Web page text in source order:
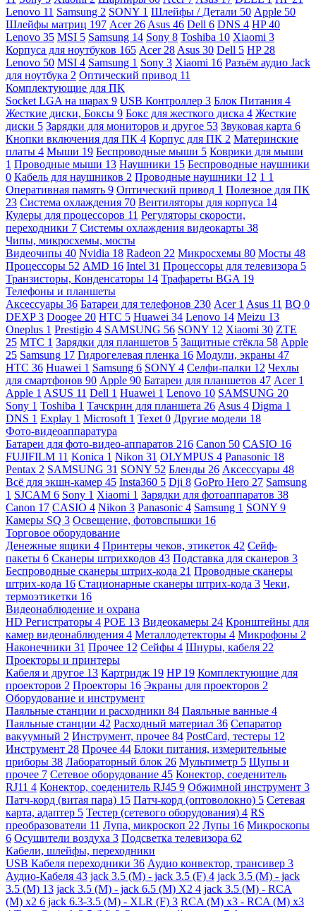
Lenovo 11 Samsung 2 SONY 1 Шлейфы / Детали 50 Apple 50
Шлейфы матриц 197 Acer 26 Asus 46 Dell 6 DNS 4 HP40
Lenovo 35 MSI 5 Samsung 14 Sony 8 Toshiba 10 Xiaomi 3
Корпуса для ноутбуков 165 Acer 28 Asus 30 Dell 5 HP 28
Lenovo 50 MSI 4 Samsung 1 Sony 3 Xiaomi 16 Разъём аудио Jack
для ноутбука 2 Оптический привод 11
Комплектующие для ПК
Socket LGA на шарах 9 USB Контроллер 3 Блок Питания 4
Жесткие диски, Боксы 9 Бокс для жесткого диска 4 Жесткие
диски 5 Зарядки для мониторов и другое 53 Звуковая карта 6
Кнопки включения для ПК 4 Корпус для ПК 2 Материнские
платы 4 Мыши 19 Беспроводные мыши 5 Коврики для мыши
1 Проводные мыши 13 Наушники 15 Беспроводные наушники
0 Кабель для наушников 2 Проводные наушники 12 1 1
Оперативная память 9 Оптический привод 1 Полезное для ПК
23 Система охлаждения 70 Вентиляторы для корпуса 14
Кулеры для процессоров 11 Регуляторы скорости,
переходники 7 Системы охлаждения видеокарты 38
Чипы, микросхемы, мосты
Видеочипы 40 Nvidia 18 Radeon 22 Микросхемы 80 Мосты 48
Процессоры 52 AMD 16 Intel 31 Процессоры для телевизора 5
Транзисторы, Конденсаторы 14 Трафареты BGA 19
Телефоны и планшеты
Аксессуары 36 Батареи для телефонов 230 Acer 1 Asus 11 BQ 0
DEXP3 Doogee 20 HTC 5 Huawei 34 Lenovo 14 Meizu 13
Oneplus 1 Prestigio 4 SAMSUNG 56 SONY 12 Xiaomi 30 ZTE
25 МТС 1 Зарядки для планшетов 5 Защитные стёкла 58 Apple
25 Samsung 17 Гидрогелевая пленка 16 Модули, экраны 47
HTC 36 Huawei 1 Samsung 6 SONY 4 Селфи-палки 12 Чехлы
для смартфонов 90 Apple 90 Батареи для планшетов 47 Acer 1
Apple 1 ASUS 11 Dell 1 Huawei 1 Lenovo 10 SAMSUNG 20
Sony 1 Toshiba 1 Тачскрин для планшета 26 Asus 4 Digma 1
DNS 1 Explay 1 Microsoft 1 Texet 0 Другие модели 18
Фото-видеоаппаратура
Батареи для фото-видео-аппаратов 216 Canon 50 CASIO 16
FUJIFILM 11 Konica 1 Nikon 31 OLYMPUS 4 Panasonic 18
Pentax 2 SAMSUNG 31 SONY 52 Бленды 26 Аксессуары 48
Всё для экшн-камер 45 Insta360 5 Dji 8 GoPro Hero 27 Samsung
1 SJCAM 6 Sony 1 Xiaomi 1 Зарядки для фотоаппаратов 38
Canon 17 CASIO 4 Nikon 3 Panasonic 4 Samsung 1 SONY 9
Камеры SQ 3 Освещение, фотовспышки 16
Торговое оборудование
Денежные ящики 4 Принтеры чеков, этикеток 42 Сейф-
пакеты 6 Сканеры штрихкодов 43 Подставка для сканеров 3
Беспроводные сканеры штрих-кода 21 Проводные сканеры
штрих-кода 16 Стационарные сканеры штрих-кода 3 Чеки,
термоэтикетки 16
Видеонаблюдение и охрана
HD Регистраторы 4 POE 13 Видеокамеры 24 Кронштейны для
камер видеонаблюдения 4 Металлодетекторы 4 Микрофоны 2
Наконечники 31 Прочее 12 Сейфы 4 Шнуры, кабеля 22
Проекторы и принтеры
Кабеля и другое 13 Картридж 19 HP 19 Комплектующие для
проекторов 2 Проекторы 16 Экраны для проекторов 2
Оборудование и инструмент
Паяльные станции и расходники 84 Паяльные ванные 4
Паяльные станции 42 Расходный материал 36 Сепаратор
вакуумный 2 Инструмент, прочее 84 PostCard, тестеры 12
Инструмент 28 Прочее 44 Блоки питания, измерительные
приборы 38 Лабораторный блок 26 Мультиметр 5 Щупы и
прочее 7 Сетевое оборудование 45 Конектор, соеденитель
RJ11 4 Конектор, соеденитель RJ45 9 Обжимной инструмент 3
Патч-корд (витая пара) 15 Патч-корд (оптоволокно) 5 Сетевая
карта, адаптер 5 Тестер (сетевого оборудования) 4 RS
преобразователи 11 Лупа, микроскоп 22 Лупы 16 Микроскопы
6 Осушители воздуха 3 Подсветка телевизора 62
Кабели, шлейфы, переходники
USB Кабеля переходники 36 Аудио конвектор, трансивер 3
Аудио-Кабеля 43 jack 3.5 (M) - jack 3.5 (F) 4 jack 3.5 (M) - jack
3.5 (M) 13 jack 3.5 (M) - jack 6.5 (M) X2 4 jack 3.5 (M) - RCA
(M) x2 6 jack 6.3-3.5 (M) - XLR (F) 3 RCA (M) x3 - RCA (M) x3